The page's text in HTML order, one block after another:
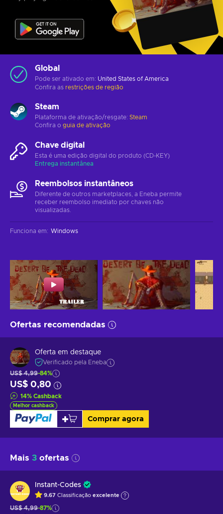
Global
Pode ser ativado em: United States of America
Confira as restrições de região
Steam
Plataforma de ativação/resgate: Steam
Confira o guia de ativação
Chave digital
Esta é uma edição digital do produto (CD-KEY)
Entrega instantânea
Reembolsos instantâneos
Diferente de outros marketplaces, a Eneba permite
receber reembolso imediato por chaves não
visualizadas.
Funciona em: Windows
Ofertas recomendadas
Oferta em destaque
Verificado pela Eneba
US$ 4,99-84%
US$ 0,80
14% Cashback
Melhor cashback
Comprar agora
Mais 3 ofertas
Instant-Codes
9.67 Classificação excelente
US$ 4,99-87%